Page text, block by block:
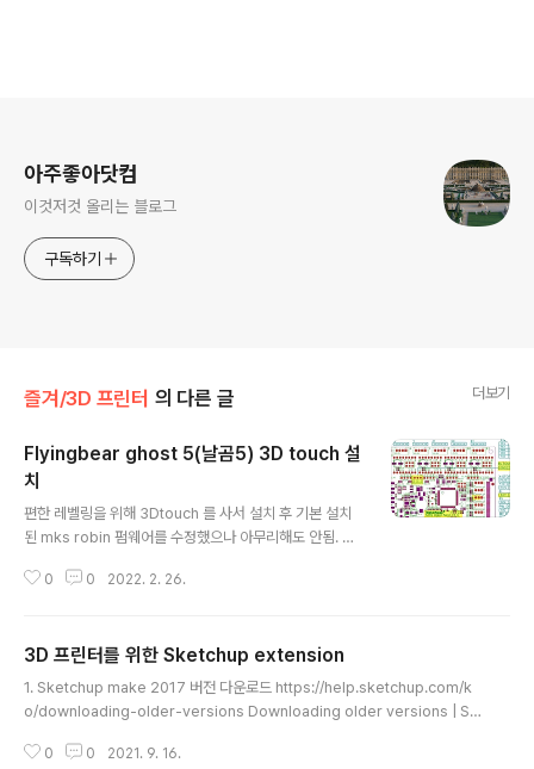
아주좋아닷컴
이것저것 올리는 블로그
구독하기
즐겨/3D 프린터 의 다른 글 더보기
Flyingbear ghost 5(날곰5) 3D touch 설
치
편한 레벨링을 위해 3Dtouch 를 사서 설치 후 기본 설치
된 mks robin 펌웨어를 수정했으나 아무리해도 안됨. Z
모두 0,0 에서만 되니깐 3D touch 핀이 베드를 인식하지
면 된다고 함 (Klipper는 라즈베리파이가 필요하므로 제
외) 날곰사고 후회한게 영문 커뮤니티는 별로 없고, 이탈리
아, 러시아 커뮤니티가 그나마 활성화되어 있어 자료를 찾
이 설치되어 있었고, 아래와 같이 PA8과 PA11을 사용함
0 0 2022. 2. 26.
3D 프린터를 위한 Sketchup extension
1. Sketchup make 2017 버전 다운로드 https://help.sketchup.com/k
o/downloading-older-versions Downloading older versions | Sk
com/SketchUp/sketchup-stl GitHub - SketchUp/sketchup-stl: A
0 0 2021. 9. 16.